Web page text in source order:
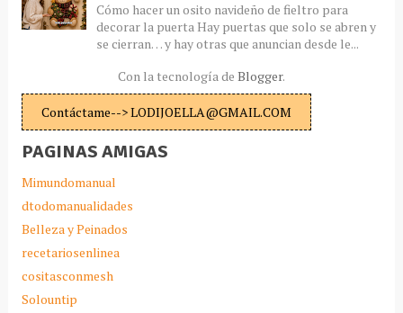
Cómo hacer un osito navideño de fieltro para
decorar la puerta Hay puertas que solo se abren y
se cierran… y hay otras que anuncian desde le...
Con la tecnología de Blogger.
Contáctame--> LODIJOELLA@GMAIL.COM
PAGINAS AMIGAS
Mimundomanual
dtodomanualidades
Belleza y Peinados
recetariosenlinea
cositasconmesh
Solountip